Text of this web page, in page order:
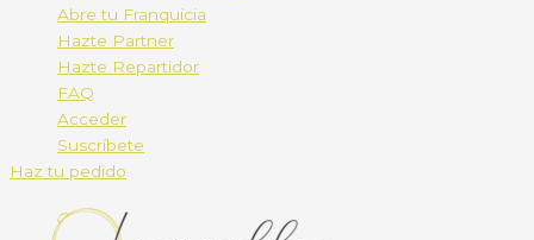
Abre tu Franquicia
Hazte Partner
Hazte Repartidor
FAQ
Acceder
Suscríbete
Haz tu pedido